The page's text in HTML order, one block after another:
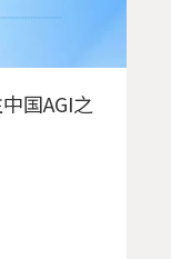
国AGI之